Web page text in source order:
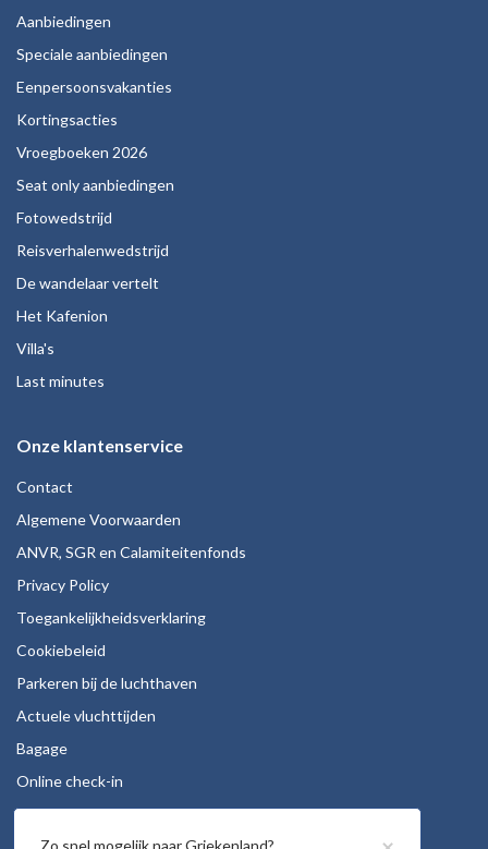
Aanbiedingen
Speciale aanbiedingen
Eenpersoonsvakanties
Kortingsacties
Vroegboeken 2026
Seat only aanbiedingen
Fotowedstrijd
Reisverhalenwedstrijd
De wandelaar vertelt
Het Kafenion
Villa's
Last minutes
Onze klantenservice
Contact
Algemene Voorwaarden
ANVR, SGR en Calamiteitenfonds
Privacy Policy
Toegankelijkheidsverklaring
Cookiebeleid
Parkeren bij de luchthaven
Actuele vluchttijden
Bagage
Online check-in
Stoelreservering
Zo snel mogelijk naar Griekenland?